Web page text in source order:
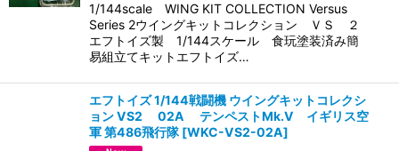
1/144scale WING KIT COLLECTION Versus
Series 2ウイングキットコレクション ＶＳ ２
エフトイズ製 1/144スケール 食玩塗装済み簡
易組立てキットエフトイズ…
エフトイズ 1/144戦闘機 ウイングキットコレクシ
ョン VS2 02A テンペストMk.V イギリス空
軍 第486飛行隊 [WKC-VS2-02A]